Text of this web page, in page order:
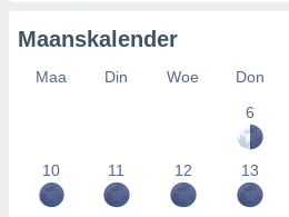
Maanskalender
Maa Din Woe Don
6
10 11 12 13